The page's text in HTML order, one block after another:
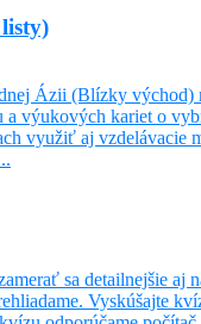
Ázii (Blízky východ)
a výukových kariet o
využiť aj vzdelávacie
sa detailnejšie aj
Vyskúšajte